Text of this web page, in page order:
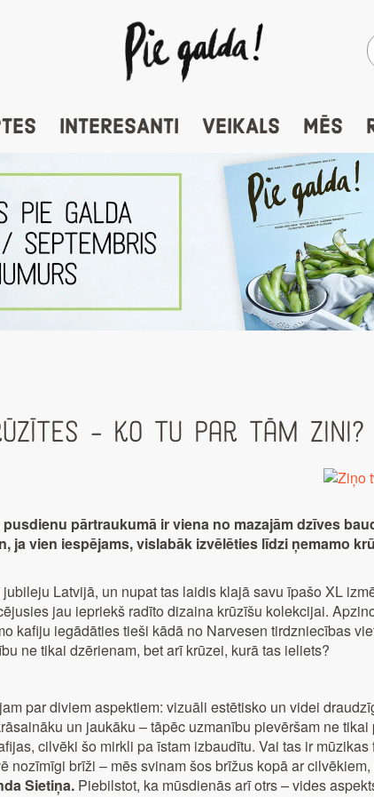
INTERESANTI VEIKALS MĒS
– ko tu par tām zini?
pārtraukumā ir viena no mazajām dzīves
ja vien iespējams, vislabāk izvēlēties līdzi ņemamo
Latvijā, un nupat tas laidis klajā savu īpašo XL
jau iepriekš radīto dizaina krūzīšu kolekcijai.
kafiju iegādāties tieši kādā no Narvesen tirdzniecības
ne tikai dzērienam, bet arī krūzei, kurā tas ieliets?
par diviem aspektiem: vizuāli estētisko un videi
un jaukāku – tāpēc uzmanību pievēršam ne
cilvēki šo mirkli pa īstam izbaudītu. Vai tas ir
nozīmīgi brīži – mēs svinam šos brīžus kopā ar
Sietiņa. Piebilstot, ka mūsdienās arī otrs – vides